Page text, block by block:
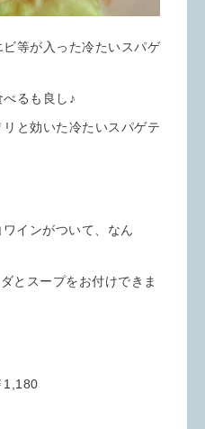
等が入った冷たいスパゲ
るも良し♪
と効いた冷たいスパゲテ
インがついて、なん
とスープをお付けできま
1,180